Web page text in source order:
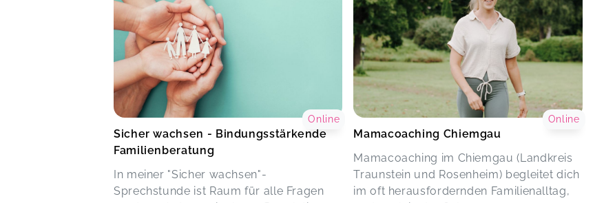
Sicher wachsen - Bindungsstärkende
Familienberatung
In meiner "Sicher wachsen"-
Sprechstunde ist Raum für alle Fragen
Online
Mamacoaching Chiemgau
Mamacoaching im Chiemgau (Landkreis
Traunstein und Rosenheim) begleitet dich
im oft herausfordernden Familienalltag,
Online